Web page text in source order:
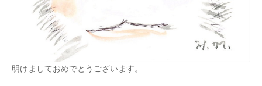
明けましておめでとうございます。